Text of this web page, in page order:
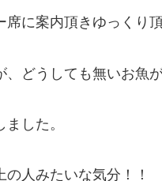
に案内頂きゆっくり
どうしても無いお魚が
した。
人みたいな気分！！